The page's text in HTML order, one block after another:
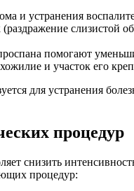
и устранения
помогают
и участок его
для устранения
процедур
снизить
процедур: